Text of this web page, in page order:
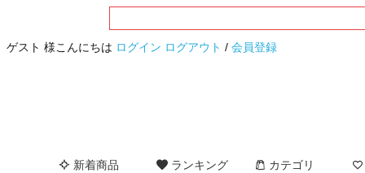
ゲスト 様こんにちは ログイン ログアウト / 会員登録
新着商品 ランキング カテゴリ